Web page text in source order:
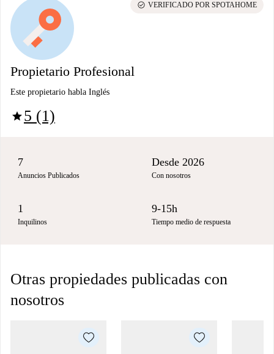
Propietario Profesional
Este propietario habla Inglés
star5 (1)
check_circle VERIFICADO POR SPOTAHOME
7
Anuncios Publicados
Desde 2026
Con nosotros
1
Inquilinos
9-15h
Tiempo medio de respuesta
Otras propiedades publicadas con
nosotros